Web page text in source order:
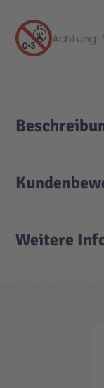
Achtung!
Weitere